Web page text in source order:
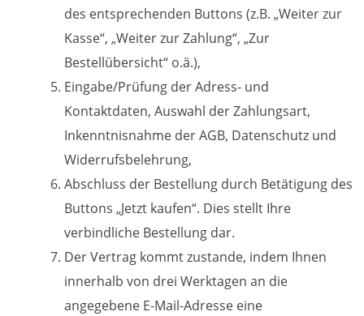
des entsprechenden Buttons (z.B. „Weiter zur
Kasse“, „Weiter zur Zahlung“, „Zur
Bestellübersicht“ o.ä.),
Eingabe/Prüfung der Adress- und
Kontaktdaten, Auswahl der Zahlungsart,
Inkenntnisnahme der AGB, Datenschutz und
Widerrufsbelehrung,
Abschluss der Bestellung durch Betätigung des
Buttons „Jetzt kaufen“. Dies stellt Ihre
verbindliche Bestellung dar.
Der Vertrag kommt zustande, indem Ihnen
innerhalb von drei Werktagen an die
angegebene E-Mail-Adresse eine